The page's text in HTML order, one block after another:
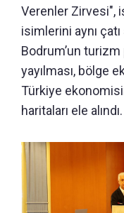
Verenler Zirvesi",
isimlerini aynı
Bodrum’un
yayılması, bölge
Türkiye
haritaları ele alındı.